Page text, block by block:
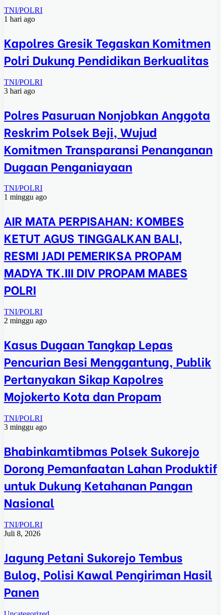
TNI/POLRI
1 hari ago
Kapolres Gresik Tegaskan Komitmen
Polri Dukung Pendidikan Berkualitas
TNI/POLRI
3 hari ago
Polres Pasuruan Nonjobkan Anggota
Reskrim Polsek Beji, Wujud
Komitmen Transparansi Penanganan
Dugaan Penganiayaan
TNI/POLRI
1 minggu ago
AIR MATA PERPISAHAN: KOMBES
KETUT AGUS TINGGALKAN BALI,
RESMI JADI PEMERIKSA PROPAM
MADYA TK.III DIV PROPAM MABES
POLRI
TNI/POLRI
2 minggu ago
Kasus Dugaan Tangkap Lepas
Pencurian Besi Menggantung, Publik
Pertanyakan Sikap Kapolres
Mojokerto Kota dan Propam
TNI/POLRI
3 minggu ago
Bhabinkamtibmas Polsek Sukorejo
Dorong Pemanfaatan Lahan Produktif
untuk Dukung Ketahanan Pangan
Nasional
TNI/POLRI
Juli 8, 2026
Jagung Petani Sukorejo Tembus
Bulog, Polisi Kawal Pengiriman Hasil
Panen